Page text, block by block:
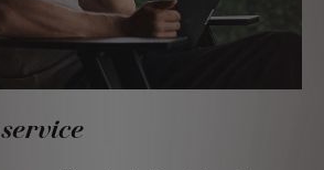
service